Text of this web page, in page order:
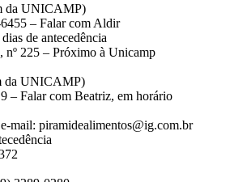
da UNICAMP)
– Falar com Aldir
de antecedência
nº 225 – Próximo à Unicamp
da UNICAMP)
– Falar com Beatriz, em horário
mail: piramidealimentos@ig.com.br